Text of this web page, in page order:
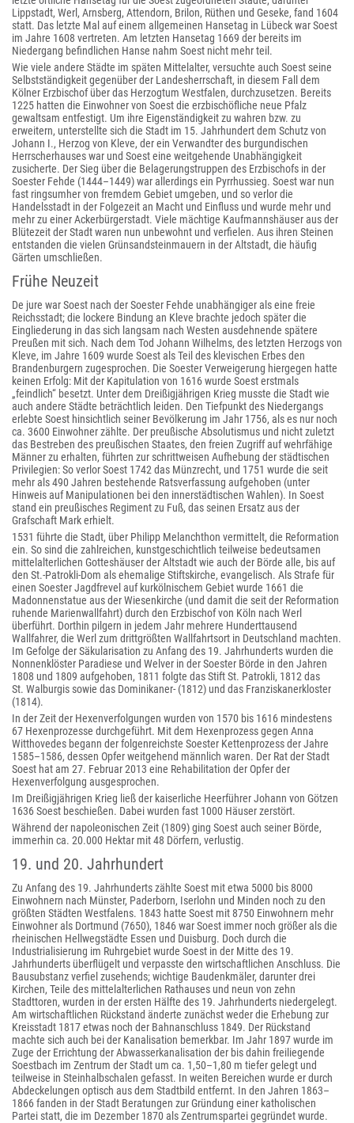
Lippstadt, Werl, Arnsberg, Attendorn, Brilon, Rüthen und Geseke, fand 1604
statt. Das letzte Mal auf einem allgemeinen Hansetag in Lübeck war Soest
im Jahre 1608 vertreten. Am letzten Hansetag 1669 der bereits im
Niedergang befindlichen Hanse nahm Soest nicht mehr teil.
Wie viele andere Städte im späten Mittelalter, versuchte auch Soest seine
Selbstständigkeit gegenüber der Landesherrschaft, in diesem Fall dem
Kölner Erzbischof über das Herzogtum Westfalen, durchzusetzen. Bereits
1225 hatten die Einwohner von Soest die erzbischöfliche neue Pfalz
gewaltsam entfestigt. Um ihre Eigenständigkeit zu wahren bzw. zu
erweitern, unterstellte sich die Stadt im 15. Jahrhundert dem Schutz von
Johann I., Herzog von Kleve, der ein Verwandter des burgundischen
Herrscherhauses war und Soest eine weitgehende Unabhängigkeit
zusicherte. Der Sieg über die Belagerungstruppen des Erzbischofs in der
Soester Fehde (1444–1449) war allerdings ein Pyrrhussieg. Soest war nun
fast ringsumher von fremdem Gebiet umgeben, und so verlor die
Handelsstadt in der Folgezeit an Macht und Einfluss und wurde mehr und
mehr zu einer Ackerbürgerstadt. Viele mächtige Kaufmannshäuser aus der
Blütezeit der Stadt waren nun unbewohnt und verfielen. Aus ihren Steinen
entstanden die vielen Grünsandsteinmauern in der Altstadt, die häufig
Gärten umschließen.
Frühe Neuzeit
De jure war Soest nach der Soester Fehde unabhängiger als eine freie
Reichsstadt; die lockere Bindung an Kleve brachte jedoch später die
Eingliederung in das sich langsam nach Westen ausdehnende spätere
Preußen mit sich. Nach dem Tod Johann Wilhelms, des letzten Herzogs von
Kleve, im Jahre 1609 wurde Soest als Teil des klevischen Erbes den
Brandenburgern zugesprochen. Die Soester Verweigerung hiergegen hatte
keinen Erfolg: Mit der Kapitulation von 1616 wurde Soest erstmals
„feindlich“ besetzt. Unter dem Dreißigjährigen Krieg musste die Stadt wie
auch andere Städte beträchtlich leiden. Den Tiefpunkt des Niedergangs
erlebte Soest hinsichtlich seiner Bevölkerung im Jahr 1756, als es nur noch
ca. 3600 Einwohner zählte. Der preußische Absolutismus und nicht zuletzt
das Bestreben des preußischen Staates, den freien Zugriff auf wehrfähige
Männer zu erhalten, führten zur schrittweisen Aufhebung der städtischen
Privilegien: So verlor Soest 1742 das Münzrecht, und 1751 wurde die seit
mehr als 490 Jahren bestehende Ratsverfassung aufgehoben (unter
Hinweis auf Manipulationen bei den innerstädtischen Wahlen). In Soest
stand ein preußisches Regiment zu Fuß, das seinen Ersatz aus der
Grafschaft Mark erhielt.
1531 führte die Stadt, über Philipp Melanchthon vermittelt, die Reformation
ein. So sind die zahlreichen, kunstgeschichtlich teilweise bedeutsamen
mittelalterlichen Gotteshäuser der Altstadt wie auch der Börde alle, bis auf
den St.-Patrokli-Dom als ehemalige Stiftskirche, evangelisch. Als Strafe für
einen Soester Jagdfrevel auf kurkölnischem Gebiet wurde 1661 die
Madonnenstatue aus der Wiesenkirche (und damit die seit der Reformation
ruhende Marienwallfahrt) durch den Erzbischof von Köln nach Werl
überführt. Dorthin pilgern in jedem Jahr mehrere Hunderttausend
Wallfahrer, die Werl zum drittgrößten Wallfahrtsort in Deutschland machten.
Im Gefolge der Säkularisation zu Anfang des 19. Jahrhunderts wurden die
Nonnenklöster Paradiese und Welver in der Soester Börde in den Jahren
1808 und 1809 aufgehoben, 1811 folgte das Stift St. Patrokli, 1812 das
St. Walburgis sowie das Dominikaner- (1812) und das Franziskanerkloster
(1814).
In der Zeit der Hexenverfolgungen wurden von 1570 bis 1616 mindestens
67 Hexenprozesse durchgeführt. Mit dem Hexenprozess gegen Anna
Witthovedes begann der folgenreichste Soester Kettenprozess der Jahre
1585–1586, dessen Opfer weitgehend männlich waren. Der Rat der Stadt
Soest hat am 27. Februar 2013 eine Rehabilitation der Opfer der
Hexenverfolgung ausgesprochen.
Im Dreißigjährigen Krieg ließ der kaiserliche Heerführer Johann von Götzen
1636 Soest beschießen. Dabei wurden fast 1000 Häuser zerstört.
Während der napoleonischen Zeit (1809) ging Soest auch seiner Börde,
immerhin ca. 20.000 Hektar mit 48 Dörfern, verlustig.
19. und 20. Jahrhundert
Zu Anfang des 19. Jahrhunderts zählte Soest mit etwa 5000 bis 8000
Einwohnern nach Münster, Paderborn, Iserlohn und Minden noch zu den
größten Städten Westfalens. 1843 hatte Soest mit 8750 Einwohnern mehr
Einwohner als Dortmund (7650), 1846 war Soest immer noch größer als die
rheinischen Hellwegstädte Essen und Duisburg. Doch durch die
Industrialisierung im Ruhrgebiet wurde Soest in der Mitte des 19.
Jahrhunderts überflügelt und verpasste den wirtschaftlichen Anschluss. Die
Bausubstanz verfiel zusehends; wichtige Baudenkmäler, darunter drei
Kirchen, Teile des mittelalterlichen Rathauses und neun von zehn
Stadttoren, wurden in der ersten Hälfte des 19. Jahrhunderts niedergelegt.
Am wirtschaftlichen Rückstand änderte zunächst weder die Erhebung zur
Kreisstadt 1817 etwas noch der Bahnanschluss 1849. Der Rückstand
machte sich auch bei der Kanalisation bemerkbar. Im Jahr 1897 wurde im
Zuge der Errichtung der Abwasserkanalisation der bis dahin freiliegende
Soestbach im Zentrum der Stadt um ca. 1,50–1,80 m tiefer gelegt und
teilweise in Steinhalbschalen gefasst. In weiten Bereichen wurde er durch
Abdeckelungen optisch aus dem Stadtbild entfernt. In den Jahren 1863–
1866 fanden in der Stadt Beratungen zur Gründung einer katholischen
Partei statt, die im Dezember 1870 als Zentrumspartei gegründet wurde.